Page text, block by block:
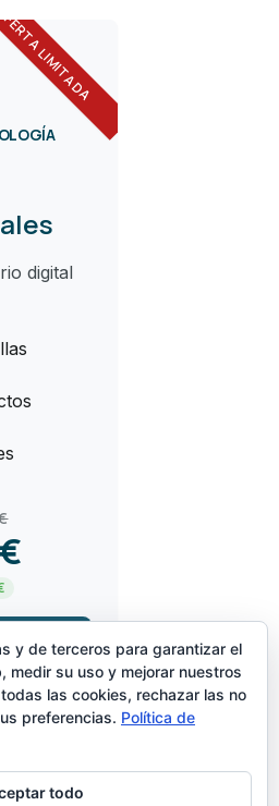
LIMITADA
digital
y de terceros para garantizar el
medir su uso y mejorar nuestros
las cookies, rechazar las no
preferencias. Política de
todo